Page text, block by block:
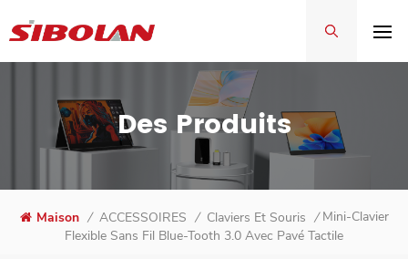
Des Produits
Maison / ACCESSOIRES / Claviers Et Souris / Mini-Clavier
Flexible Sans Fil Blue-Tooth 3.0 Avec Pavé Tactile